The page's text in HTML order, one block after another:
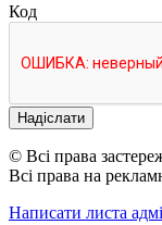
Код
Надіслати
© Всі права
Всі права на
Написати листа